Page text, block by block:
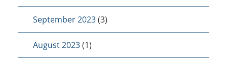
September 2023(3)
August 2023(1)